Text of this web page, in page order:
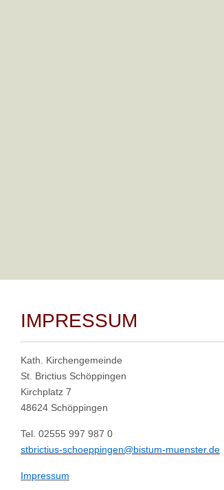
IMPRESSUM
Kath. Kirchengemeinde
St. Brictius Schöppingen
Kirchplatz 7
48624 Schöppingen
Tel. 02555 997 987 0
stbrictius-schoeppingen@bistum-muenster.de
Impressum